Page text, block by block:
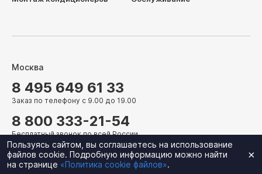
Москва
8 495 649 61 33
Заказ по телефону с 9.00 до 19.00
8 800 333-21-54
Бесплатный звонок по всей России
info@cityclimat.ru
Пн-Пт: с 9:00 до 19:00, Сб-Вс: выходной
×
Пользуясь сайтом, вы соглашаетесь на использование
файлов cookie. Подробную информацию можно найти
на странице «Политика cookie файлов».